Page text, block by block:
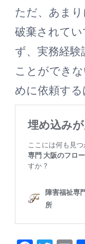
ただ、あま
破棄されて
ず、実務経
ことができ
めに依頼する